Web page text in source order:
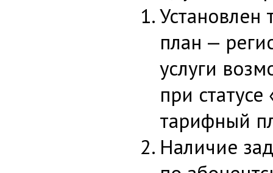
план —
услуги
при
тарифный
Наличие